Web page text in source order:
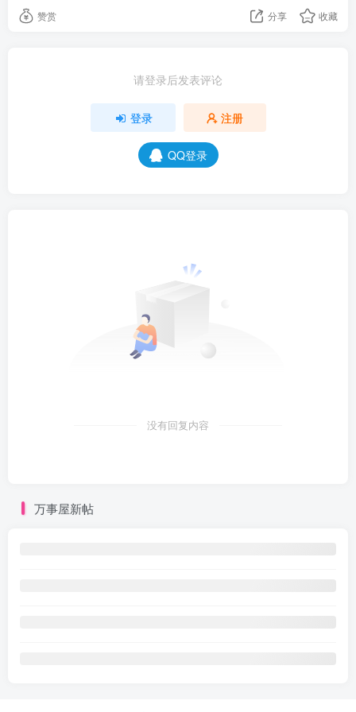
赞赏 分享 收藏
请登录后发表评论
登录 注册
QQ登录
没有回复内容
万事屋新帖